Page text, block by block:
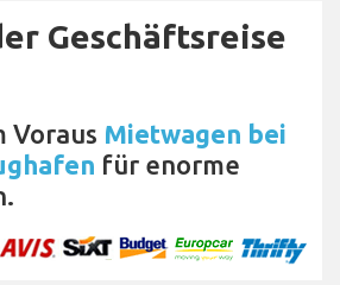
Geschäftsreise
Voraus Mietwagen bei
für enorme